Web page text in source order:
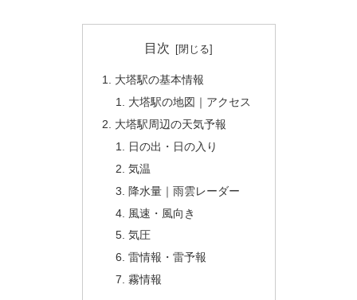
目次
大塔駅の基本情報
大塔駅の地図｜アクセス
大塔駅周辺の天気予報
日の出・日の入り
気温
降水量｜雨雲レーダー
風速・風向き
気圧
雷情報・雷予報
霧情報